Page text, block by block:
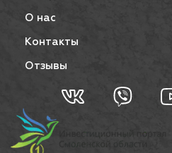
О нас
Контакты
Отзывы